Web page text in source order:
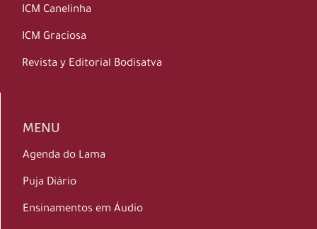
ICM Canelinha
ICM Graciosa
Revista y Editorial Bodisatva
MENU
Agenda do Lama
Puja Diário
Ensinamentos em Áudio